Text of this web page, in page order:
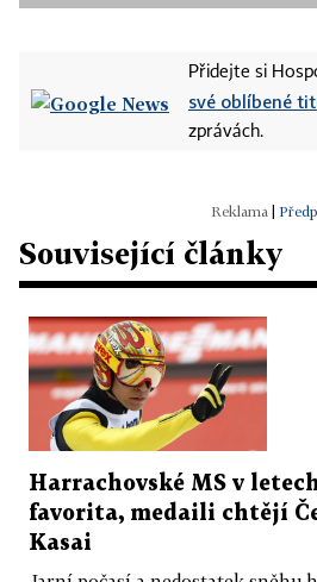
Přidejte si
své oblíbené
zprávách.
Související články
Harrachovské MS v
favorita, medaili chtějí
Kasai